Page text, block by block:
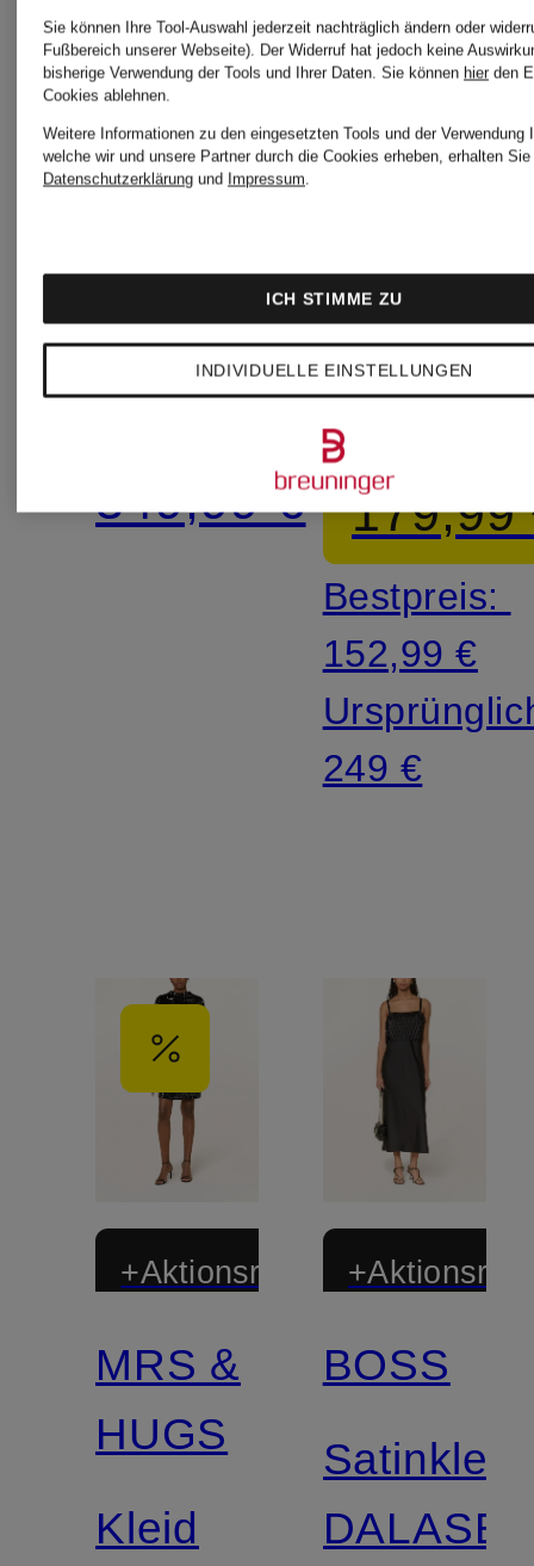
Neu
Kleid
im
Materialmix
349,99 €
Kleid
DEZZAN
mit 3/4-
Arm
179,99
Bestpreis:
152,99 €
249 €
+Aktionsrabatt
MRS &
HUGS
Kleid
BOSS
Satinkleid
Sie können Ihre Tool-Auswahl jederzeit nachträglich ändern oder
Fußbereich unserer Webseite). Der Widerruf hat jedoch keine
bisherige Verwendung der Tools und Ihrer Daten. Sie können hier den
Cookies ablehnen.
Weitere Informationen zu den eingesetzten Tools und der Verwendung
welche wir und unsere Partner durch die Cookies erheben, erhalten
Datenschutzerklärung und Impressum.
INDIVIDUELLE EINSTELLUNGEN
ICH STIMME ZU